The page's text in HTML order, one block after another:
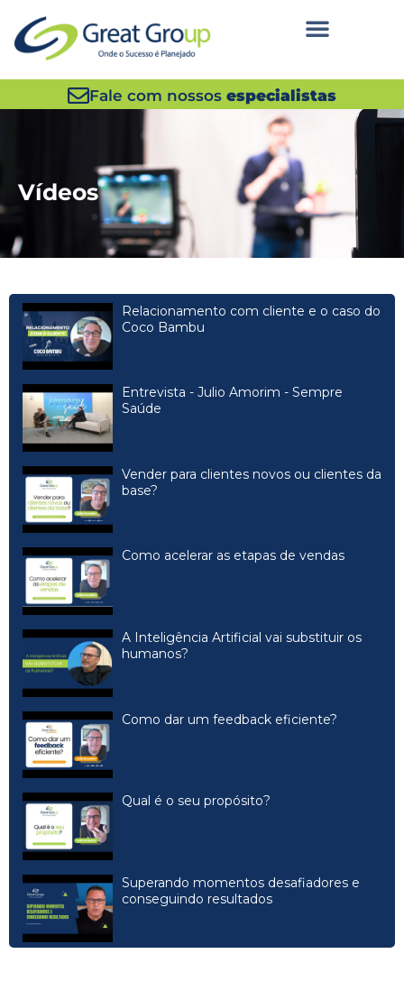
Fale com nossos especialistas
Vídeos
Relacionamento com cliente e o caso do
Coco Bambu
Entrevista - Julio Amorim - Sempre
Saúde
Vender para clientes novos ou clientes da
base?
Como acelerar as etapas de vendas
A Inteligência Artificial vai substituir os
humanos?
Como dar um feedback eficiente?
Qual é o seu propósito?
Superando momentos desafiadores e
conseguindo resultados